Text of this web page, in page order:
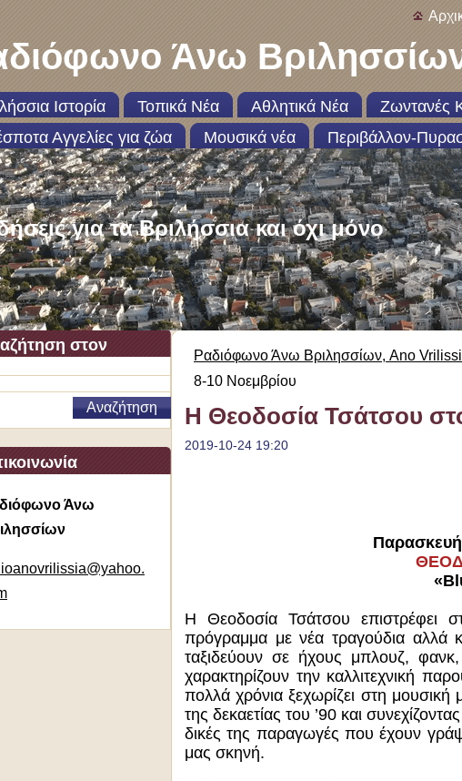
Άνω
Ιστορία Τοπικά Νέα Αθλητικά Νέα Ζωντανές
Αγγελίες για ζώα
Μουσικά νέα Περιβάλλον-
για τα Βριλήσσια και όχι μόνο
στον
Άνω
vrilissia@yahoo.
Ραδιόφωνο Άνω Βριλησσίων, Ano
8-10 Νοεμβρίου
H Θεοδοσία Τσάτσου
2019-10-24 19:20
Η Θεοδοσία Τσάτσου επιστρέφει
πρόγραμμα με νέα τραγούδια αλλά
ταξιδεύουν σε ήχους μπλουζ,
χαρακτηρίζουν την καλλιτεχνική
πολλά χρόνια ξεχωρίζει στη
της δεκαετίας του ’90 και
δικές της παραγωγές που έχουν
μας σκηνή.